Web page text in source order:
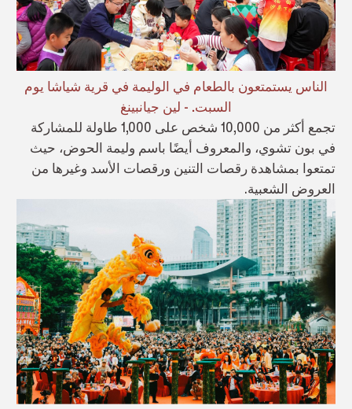
الناس يستمتعون بالطعام في الوليمة في قرية شياشا يوم
السبت. - لين جيانبينغ
تجمع أكثر من 10,000 شخص على 1,000 طاولة للمشاركة
في بون تشوي، والمعروف أيضًا باسم وليمة الحوض، حيث
تمتعوا بمشاهدة رقصات التنين ورقصات الأسد وغيرها من
العروض الشعبية.